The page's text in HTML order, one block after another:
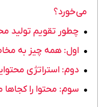
می‌خورد؟
چطور تقویم تولید
اول: همه چیز به
دوم: استراتژی
سوم: محتوا را